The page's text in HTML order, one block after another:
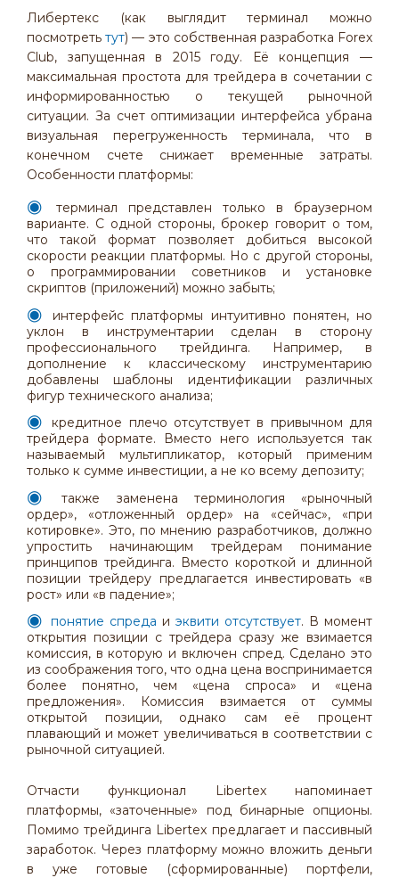
Либертекс (как выглядит терминал можно
посмотретьтут) — это собственная разработка Forex
Club, запущенная в 2015 году. Её концепция —
максимальная простота для трейдера в сочетании с
информированностью о текущей рыночной
ситуации. За счет оптимизации интерфейса убрана
визуальная перегруженность терминала, что в
конечном счете снижает временные затраты.
Особенности платформы:
терминал представлен только в браузерном
варианте. С одной стороны, брокер говорит о том,
что такой формат позволяет добиться высокой
скорости реакции платформы. Но с другой стороны,
о программировании советников и установке
скриптов (приложений) можно забыть;
интерфейс платформы интуитивно понятен, но
уклон в инструментарии сделан в сторону
профессионального трейдинга. Например, в
дополнение к классическому инструментарию
добавлены шаблоны идентификации различных
фигур технического анализа;
кредитное плечо отсутствует в привычном для
трейдера формате. Вместо него используется так
называемый мультипликатор, который применим
только к сумме инвестиции, а не ко всему депозиту;
также заменена терминология «рыночный
ордер», «отложенный ордер» на «сейчас», «при
котировке». Это, по мнению разработчиков, должно
упростить начинающим трейдерам понимание
принципов трейдинга. Вместо короткой и длинной
позиции трейдеру предлагается инвестировать «в
рост» или «в падение»;
понятие спреда и эквити отсутствует. В момент
открытия позиции с трейдера сразу же взимается
комиссия, в которую и включен спред. Сделано это
из соображения того, что одна цена воспринимается
более понятно, чем «цена спроса» и «цена
предложения». Комиссия взимается от суммы
открытой позиции, однако сам её процент
плавающий и может увеличиваться в соответствии с
рыночной ситуацией.
Отчасти функционал Libertex напоминает
платформы, «заточенные» под бинарные опционы.
Помимо трейдинга Libertex предлагает и пассивный
заработок. Через платформу можно вложить деньги
в уже готовые (сформированные) портфели,